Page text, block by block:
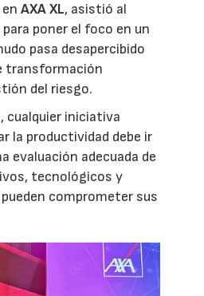
enAXA XL, asistió al
para poner el foco en un
pasa desapercibido
transformación
del riesgo.
cualquier iniciativa
la productividad debe ir
evaluación adecuada de
tecnológicos y
comprometer sus